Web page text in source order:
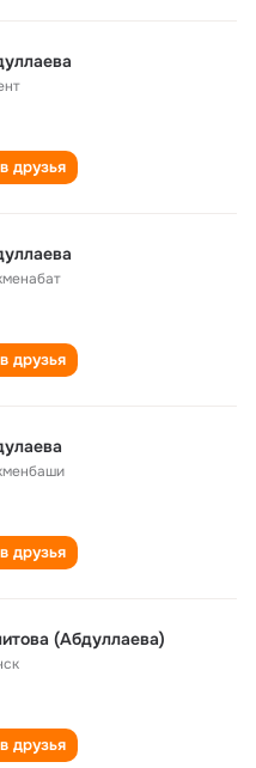
друзья
друзья
друзья
(Абдуллаева)
друзья